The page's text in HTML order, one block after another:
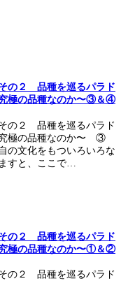
の２ 品種を巡るパラド
極の品種なのか〜③＆④
の２ 品種を巡るパラド
極の品種なのか〜 ③
の文化をもついろいろな
すと、ここで…
の２ 品種を巡るパラド
極の品種なのか〜①＆②
の２ 品種を巡るパラド